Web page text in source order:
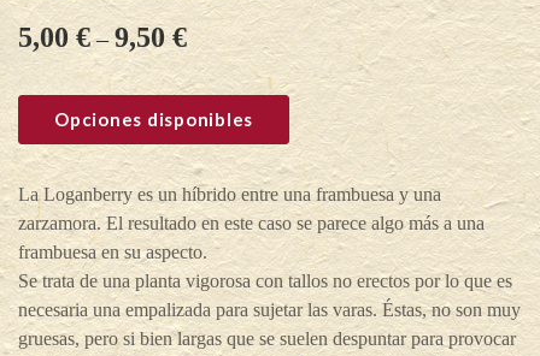
5,00€–9,50€
Opciones disponibles
La Loganberry es un híbrido entre una frambuesa y una
zarzamora. El resultado en este caso se parece algo más a una
frambuesa en su aspecto.
Se trata de una planta vigorosa con tallos no erectos por lo que es
necesaria una empalizada para sujetar las varas. Éstas, no son muy
gruesas, pero si bien largas que se suelen despuntar para provocar